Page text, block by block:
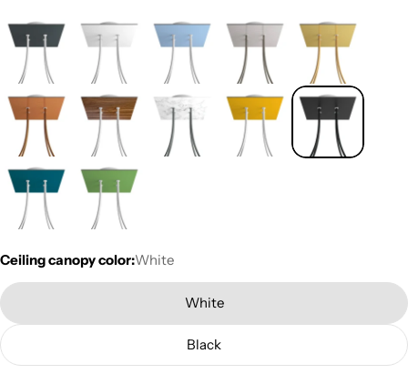
Ceiling canopy color:White
White
Black